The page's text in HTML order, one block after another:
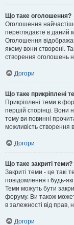
Що таке оголошення?
Оголошення
переглядаєте в даний
Оголошення
якому вони створені.
створення оголошень
Догори
Що таке прикріплені
Прикріплені теми в
першій сторінці. Вони
тому ви повинні
можливість створення
Догори
Що таке закриті теми?
Закриті теми - це такі
повідомлення і будь-
Теми можуть бути
форуму. Ви також
в залежності від прав,
Догори